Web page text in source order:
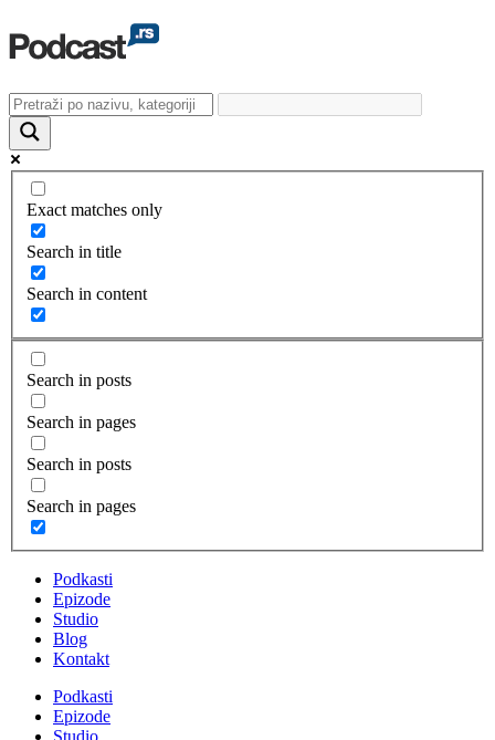
Exact matches only
Search in title
Search in content
Search in posts
Search in pages
Search in posts
Search in pages
Podkasti
Epizode
Studio
Blog
Kontakt
Podkasti
Epizode
Studio